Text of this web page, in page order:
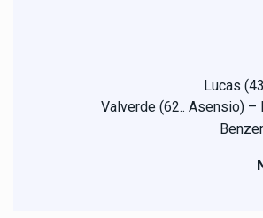
Lucas
Valverde (62.. Asensio) –